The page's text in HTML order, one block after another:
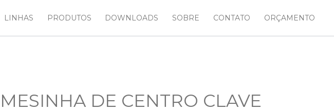
LINHAS PRODUTOS DOWNLOADS SOBRE CONTATO ORÇAMENTO
MESINHA DE CENTRO CLAVE